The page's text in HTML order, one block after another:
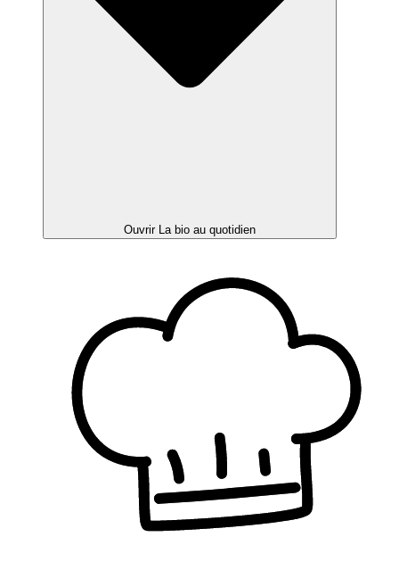
Ouvrir La bio au quotidien